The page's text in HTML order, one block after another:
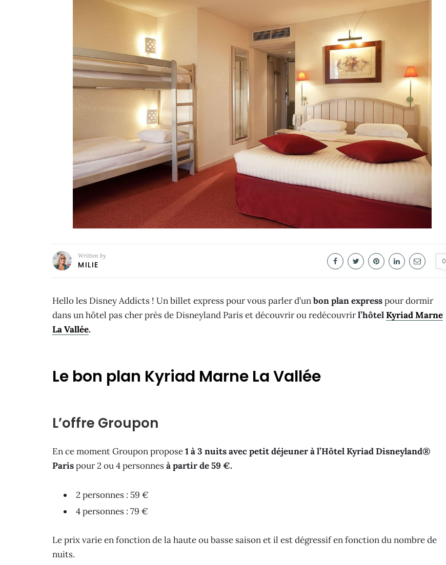
Written by
MILIE 0
Hello les Disney Addicts ! Un billet express pour vous parler d’unbon plan expresspour dormir
dans un hôtel pas cher près de Disneyland Paris et découvrir ou redécouvrirl’hôtelKyriad Marne
La Vallée.
Le bon plan Kyriad Marne La Vallée
L’offre Groupon
En ce moment Groupon propose1 à 3 nuits avec petit déjeuner à l’Hôtel Kyriad Disneyland®
Parispour 2 ou 4 personnesà partir de 59 €.
2 personnes : 59 €
4 personnes : 79 €
Le prix varie en fonction de la haute ou basse saison et il est dégressif en fonction du nombre de
nuits.